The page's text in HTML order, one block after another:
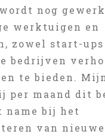
nog
werktuigen en
zowel start-ups
bedrijven
te bieden.
per maand dit
name bij het
van nieuwe